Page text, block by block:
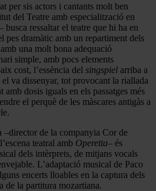
per sis actors i cantants molt ben
del Teatre amb especialització en
ressaltar el teatre que hi ha en
pes dramàtic amb un repartiment dels
una molt bona adequació
simple, amb pocs elements
cost, l’essència del singspiel arriba a
va dissenyar, tot provocant la riallada
amb dosis iguals en els passatges més
el perquè de les màscares antigàs a
–director de la companyia Cor de
teatral amb Operetta– és
dels intèrprets, de mitjans vocals
L’adaptació musical de Paco
encerts lloables en la captura dels
de la partitura mozartiana.